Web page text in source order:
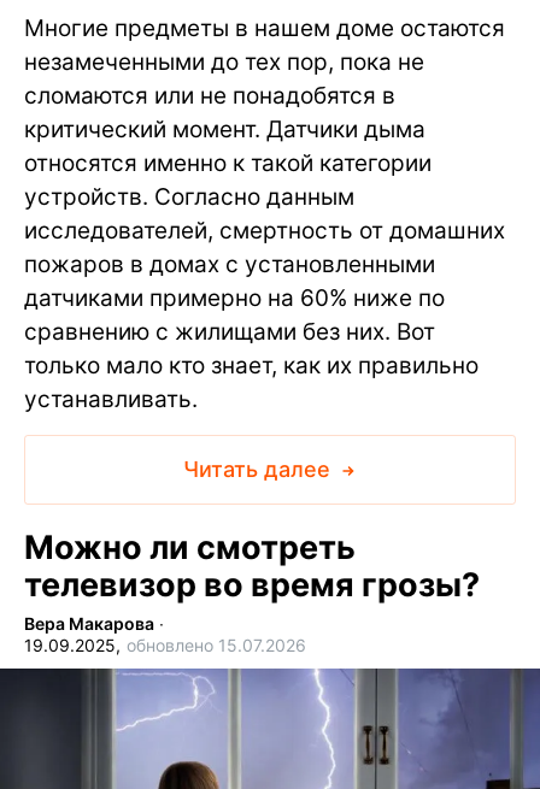
Многие предметы в нашем доме остаются
незамеченными до тех пор, пока не
сломаются или не понадобятся в
критический момент. Датчики дыма
относятся именно к такой категории
устройств. Согласно данным
исследователей, смертность от домашних
пожаров в домах с установленными
датчиками примерно на 60% ниже по
сравнению с жилищами без них. Вот
только мало кто знает, как их правильно
устанавливать.
Читать далее
Можно ли смотреть
телевизор во время грозы?
Вера Макарова ∙
19.09.2025, обновлено 15.07.2026